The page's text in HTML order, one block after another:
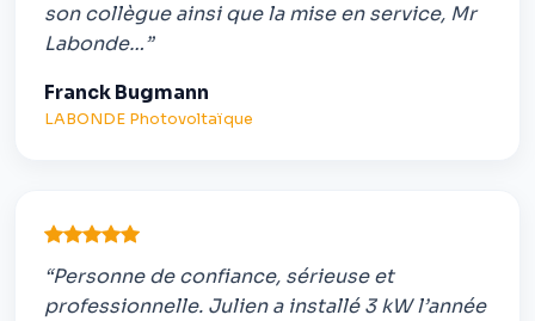
son collègue ainsi que la mise en service, Mr
Labonde…”
Franck Bugmann
LABONDE Photovoltaïque
“Personne de confiance, sérieuse et
professionnelle. Julien a installé 3 kW l’année